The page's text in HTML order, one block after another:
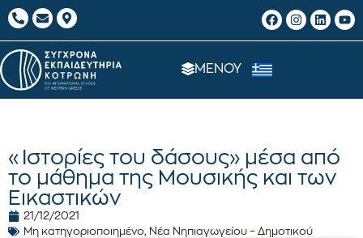
ΜΕΝΟΥ
«Ιστορίες του δάσους» μέσα από
το μάθημα της Μουσικής και των
Εικαστικών
21/12/2021
Μη κατηγοριοποιημένο, Νέα Νηπιαγωγείου – Δημοτικού